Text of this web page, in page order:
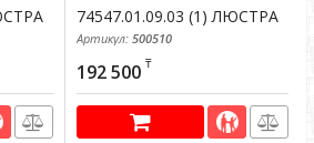
74547.01.09.03 (1) ЛЮСТРА
Артикул: 500510
192 500 ₸